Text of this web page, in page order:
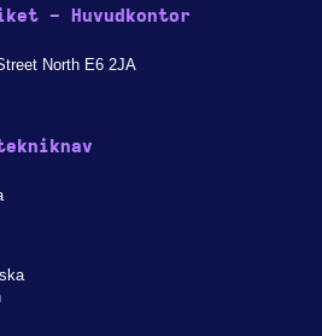
- Huvudkontor
North E6 2JA